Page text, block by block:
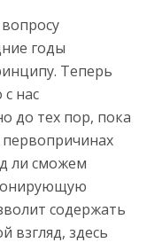
годы
Теперь
нас
до тех пор, пока
ли сможем
содержать
взгляд, здесь